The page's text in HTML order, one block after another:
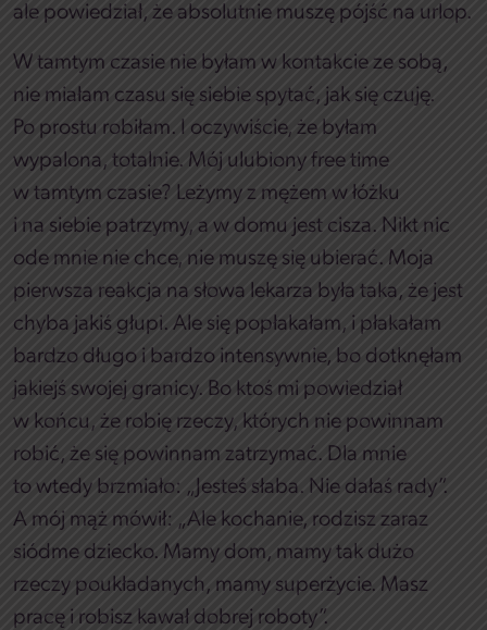
ale powiedział, że absolutnie muszę pójść na urlop.
W tamtym czasie nie byłam w kontakcie ze sobą,
nie miałam czasu się siebie spytać, jak się czuję.
Po prostu robiłam. I oczywiście, że byłam
wypalona, totalnie. Mój ulubiony free time
w tamtym czasie? Leżymy z mężem w łóżku
i na siebie patrzymy, a w domu jest cisza. Nikt nic
ode mnie nie chce, nie muszę się ubierać. Moja
pierwsza reakcja na słowa lekarza była taka, że jest
chyba jakiś głupi. Ale się popłakałam, i płakałam
bardzo długo i bardzo intensywnie, bo dotknęłam
jakiejś swojej granicy. Bo ktoś mi powiedział
w końcu, że robię rzeczy, których nie powinnam
robić, że się powinnam zatrzymać. Dla mnie
to wtedy brzmiało: „Jesteś słaba. Nie dałaś rady”.
A mój mąż mówił: „Ale kochanie, rodzisz zaraz
siódme dziecko. Mamy dom, mamy tak dużo
rzeczy poukładanych, mamy superżycie. Masz
pracę i robisz kawał dobrej roboty”.